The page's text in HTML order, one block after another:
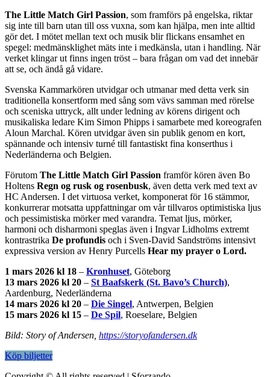
The Little Match Girl Passion, som framförs på engelska, riktar
sig inte till barn utan till oss vuxna, som kan hjälpa, men inte alltid
gör det. I mötet mellan text och musik blir flickans ensamhet en
spegel: medmänsklighet mäts inte i medkänsla, utan i handling. När
verket klingar ut finns ingen tröst – bara frågan om vad det innebär
att se, och ändå gå vidare.
Svenska Kammarkören utvidgar och utmanar med detta verk sin
traditionella konsertform med sång som vävs samman med rörelse
och sceniska uttryck, allt under ledning av körens dirigent och
musikaliska ledare Kim Simon Phipps i samarbete med koreografen
Aloun Marchal. Kören utvidgar även sin publik genom en kort,
spännande och intensiv turné till fantastiskt fina konserthus i
Nederländerna och Belgien.
Förutom The Little Match Girl Passion framför kören även Bo
Holtens Regn og rusk og rosenbusk, även detta verk med text av
HC Andersen. I det virtuosa verket, komponerat för 16 stämmor,
konkurrerar motsatta uppfattningar om vår tillvaros optimistiska ljus
och pessimistiska mörker med varandra. Temat ljus, mörker,
harmoni och disharmoni speglas även i Ingvar Lidholms extremt
kontrastrika De profundis och i Sven-David Sandströms intensivt
expressiva version av Henry Purcells Hear my prayer o Lord.
1 mars 2026 kl 18 – Kronhuset, Göteborg
13 mars 2026 kl 20 – St Baafskerk (St. Bavo’s Church),
Aardenburg, Nederländerna
14 mars 2026 kl 20 – Die Singel, Antwerpen, Belgien
15 mars 2026 kl 15 – De Spil, Roeselare, Belgien
Bild: Story of Andersen, https://storyofandersen.dk
Köp biljetter